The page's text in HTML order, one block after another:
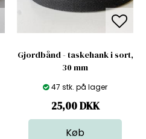
Gjordbånd - taskehank i sort,
30 mm
47 stk. på lager
25,00DKK